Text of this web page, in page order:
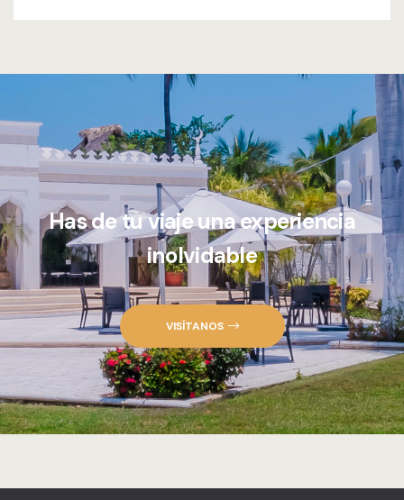
Has de tu viaje una experiencia
inolvidable
VISÍTANOS